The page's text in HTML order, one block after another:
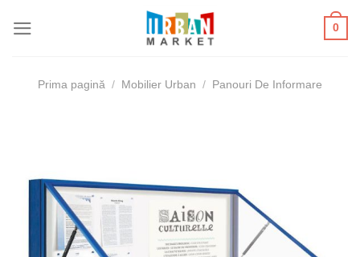
0
Prima pagină / Mobilier Urban / Panouri De Informare